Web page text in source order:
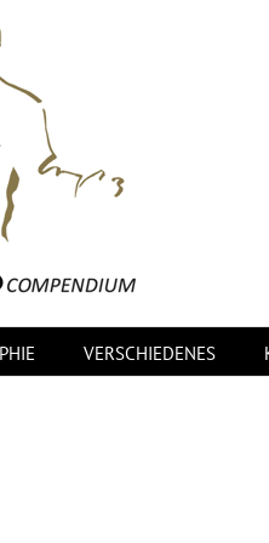
VERSCHIEDENES